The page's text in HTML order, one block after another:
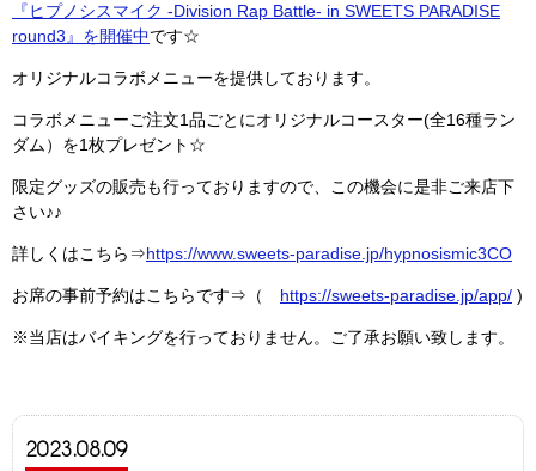
2023.08.09
『ヒプノシスマイク -Division Rap Battle- in SWEETS PARADISE
round3』を開催中です☆
オリジナルコラボメニューを提供しております。
コラボメニューご注文1品ごとにオリジナルコースター(全16種ラン
ダム）を1枚プレゼント☆
限定グッズの販売も行っておりますので、この機会に是非ご来店下
さい♪♪
詳しくはこちら⇒https://www.sweets-paradise.jp/hypnosismic3CO
お席の事前予約はこちらです⇒（ https://sweets-paradise.jp/app/ )
※当店はバイキングを行っておりません。ご了承お願い致します。